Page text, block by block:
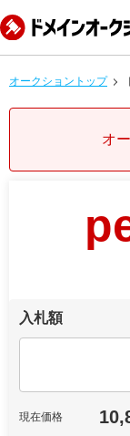
オークショントップ
オ
入札額
現在価格